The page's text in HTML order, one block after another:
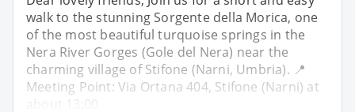
walk to the stunning Sorgente della Morica, one
of the most beautiful turquoise springs in the
Nera River Gorges (Gole del Nera) near the
charming village of Stifone (Narni, Umbria). 📍
Meeting Point: Via Ortana 404, Stifone (Narni) at